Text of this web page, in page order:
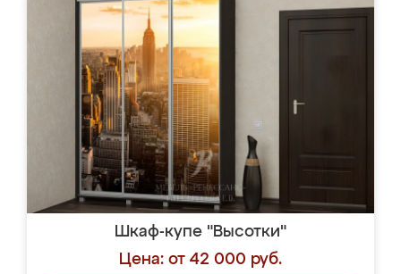
Шкаф-купе "Высотки"
Цена: от 42 000 руб.